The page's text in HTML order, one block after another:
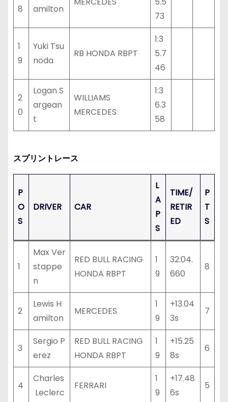
8
amilton
73
1
9
Yuki Tsu
noda
RB HONDA RBPT
1:3
5.7
46
2
0
Logan S
argean
t
WILLIAMS
MERCEDES
1:3
6.3
58
スプリントレース
P
O
S
DRIVER CAR
L
A
P
S
TIME/
RETIR
ED
P
T
S
1
Max Ver
stappe
n
RED BULL RACING
HONDA RBPT
1
9
32:04.
660
8
2
Lewis H
amilton
MERCEDES
1
9
+13.04
3s
7
3
Sergio P
erez
RED BULL RACING
HONDA RBPT
1
9
+15.25
8s
6
4
Charles
Leclerc
FERRARI
1
9
+17.48
6s
5